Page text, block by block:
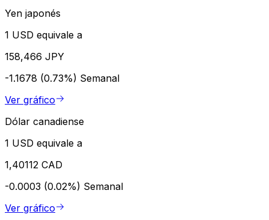
Yen japonés
1 USD equivale a
158,466 JPY
-1.1678 (0.73%) Semanal
Ver gráfico
Dólar canadiense
1 USD equivale a
1,40112 CAD
-0.0003 (0.02%) Semanal
Ver gráfico